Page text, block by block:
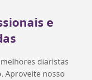
e
diaristas
Aproveite nosso